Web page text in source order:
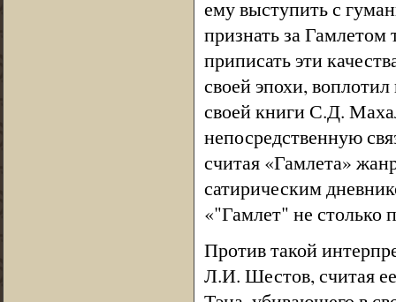
ему выступить с
признать за Гамлетом
приписать эти
своей эпохи,
своей книги С.Д.
непосредственную
считая «Гамлета»
сатирическим
«"Гамлет" не столько
Против такой
Л.И. Шестов, считая